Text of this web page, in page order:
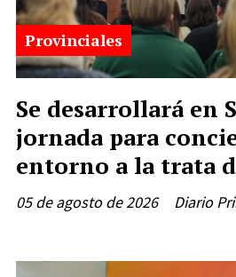
Se desarrollará en
jornada para
entorno a la trata
Diario
Provinciales
05 de agosto de 2026